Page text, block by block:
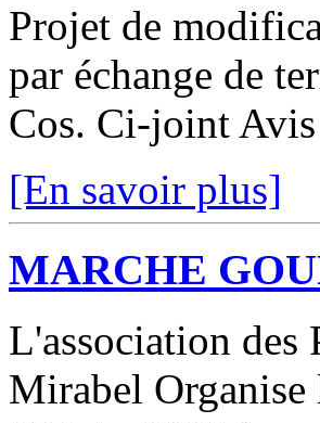
Projet de
par échange de
Cos. Ci-joint
[En savoir plus]
MARCHE
L'association des
Mirabel Organise